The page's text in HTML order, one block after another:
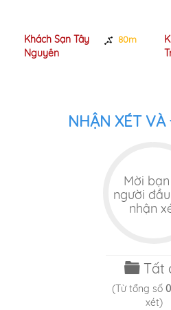
Khách Sạn Tây
Nguyên
80m
NHẬN XÉT
Mời
người
nhận
Tất
(Từ tổng số 0
xét)